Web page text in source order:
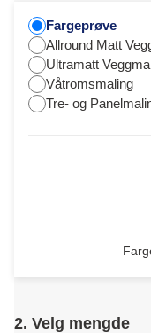
Fargeprøve
Allround Matt
Ultramatt
Våtromsmaling
Tre- og
2. Velg mengde